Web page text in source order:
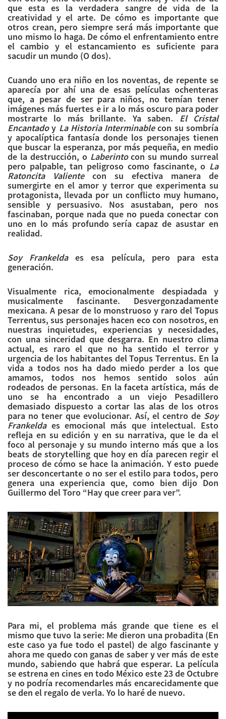
que esta es la verdadera sangre de vida de la
creatividad y el arte. De cómo es importante que
otros crean, pero siempre será más importante que
uno mismo lo haga. De cómo el enfrentamiento entre
el cambio y el estancamiento es suficiente para
sacudir un mundo (O dos).
Cuando uno era niño en los noventas, de repente se
aparecía por ahí una de esas películas ochenteras
que, a pesar de ser para niños, no temían tener
imágenes más fuertes e ir a lo más oscuro para poder
mostrarte lo más brillante. Ya saben. El Cristal
Encantadoy La Historia Interminablecon su sombría
y apocalíptica fantasía donde los personajes tienen
que buscar la esperanza, por más pequeña, en medio
de la destrucción, o Laberintocon su mundo surreal
pero palpable, tan peligroso como fascinante, o La
Ratoncita Valientecon su efectiva manera de
sumergirte en el amor y terror que experimenta su
protagonista, llevada por un conflicto muy humano,
sensible y persuasivo. Nos asustaban, pero nos
fascinaban, porque nada que no pueda conectar con
uno en lo más profundo sería capaz de asustar en
realidad.
Soy Frankeldaes esa película, pero para esta
generación.
Visualmente rica, emocionalmente despiadada y
musicalmente fascinante. Desvergonzadamente
mexicana. A pesar de lo monstruoso y raro del Topus
Terrentus, sus personajes hacen eco con nosotros, en
nuestras inquietudes, experiencias y necesidades,
con una sinceridad que desgarra. En nuestro clima
actual, es raro el que no ha sentido el terror y
urgencia de los habitantes del Topus Terrentus. En la
vida a todos nos ha dado miedo perder a los que
amamos, todos nos hemos sentido solos aún
rodeados de personas. En la faceta artística, más de
uno se ha encontrado a un viejo Pesadillero
demasiado dispuesto a cortar las alas de los otros
para no tener que evolucionar. Así, el centro de Soy
Frankeldaes emocional más que intelectual. Esto
refleja en su edición y en su narrativa, que le da el
foco al personaje y su mundo interno más que a los
beats de storytelling que hoy en día parecen regir el
proceso de cómo se hace la animación. Y esto puede
ser desconcertante o no ser el estilo para todos, pero
genera una experiencia que, como bien dijo Don
Guillermo del Toro “Hay que creer para ver”.
Para mi, el problema más grande que tiene es el
mismo que tuvo la serie: Me dieron una probadita (En
este caso ya fue todo el pastel) de algo fascinante y
ahora me quedo con ganas de saber y ver más de este
mundo, sabiendo que habrá que esperar. La película
se estrena en cines en todo México este 23 de Octubre
y no podría recomendarles más encarecidamente que
se den el regalo de verla. Yo lo haré de nuevo.